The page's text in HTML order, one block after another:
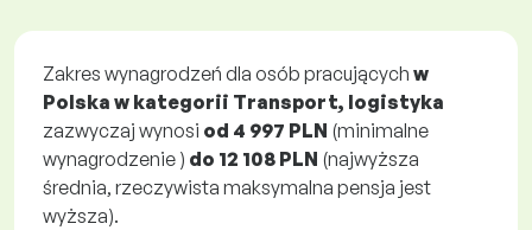
Zakres wynagrodzeń dla osób pracujących w
Polska w kategorii Transport, logistyka
zazwyczaj wynosi od 4 997 PLN (minimalne
wynagrodzenie ) do 12 108 PLN (najwyższa
średnia, rzeczywista maksymalna pensja jest
wyższa).